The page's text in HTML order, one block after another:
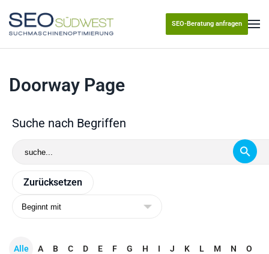
Skip to main content
SEO-Beratung anfragen
Doorway Page
Suche nach Begriffen
Alle A B C D E F G H I J K L M N O